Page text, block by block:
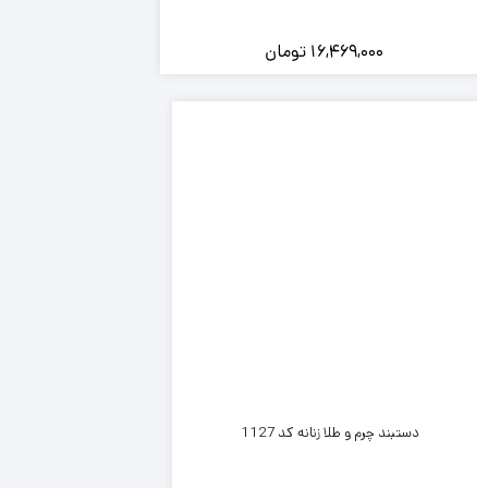
16,469,000 تومان
دستبند چرم و طلا زنانه کد 1127